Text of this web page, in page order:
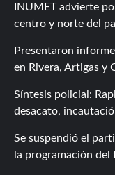
INUMET advierte
centro y norte del
Presentaron
en Rivera, Artigas y
Síntesis policial:
desacato,
Se suspendió el
la programación del